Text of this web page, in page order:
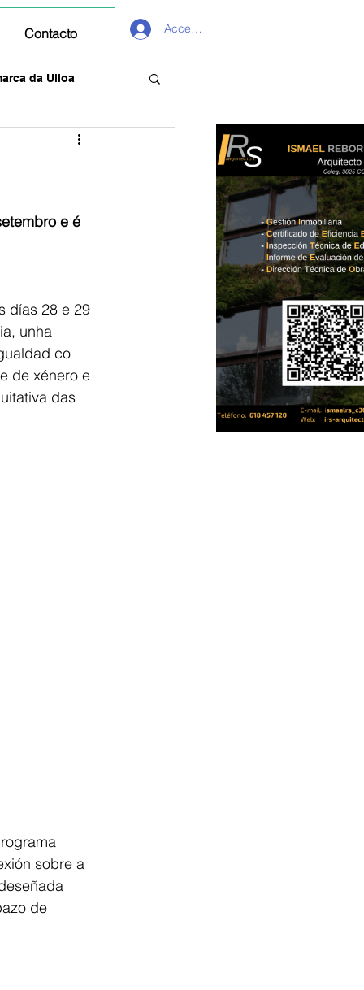
Contacto Acceder
da Ulloa
e é
días 28 e 29
unha
co
de xénero e
das
sobre a
de